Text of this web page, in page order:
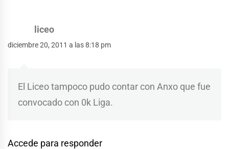
liceo
diciembre 20, 2011 a las 8:18 pm
El Liceo tampoco pudo contar con Anxo que fue
convocado con 0k Liga.
Accede para responder